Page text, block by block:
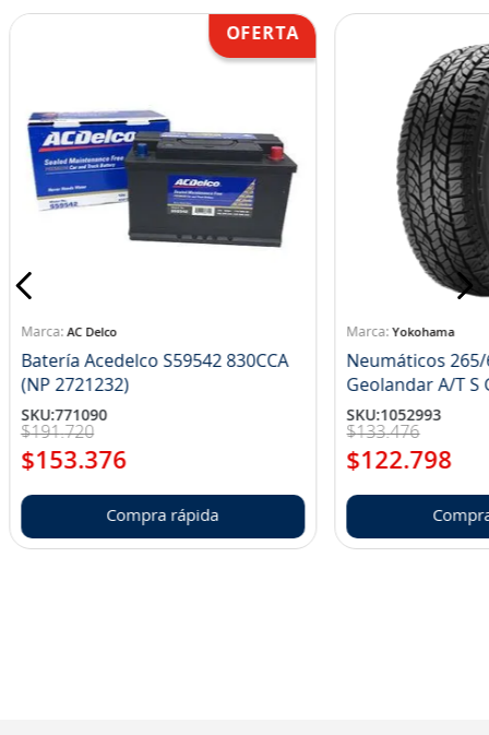
AC Delco
Batería Acedelco S59542 830CCA
(NP 2721232)
SKU:771090
$191.720
$153.376
Compra rápida
Yokohama
Neumáticos 265/
SKU:1052993
$133.476
$122.798